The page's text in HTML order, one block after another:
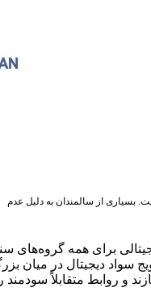
بسیاری از سالمندان به دلیل عدم
برای همه
و روابط متقابلاً